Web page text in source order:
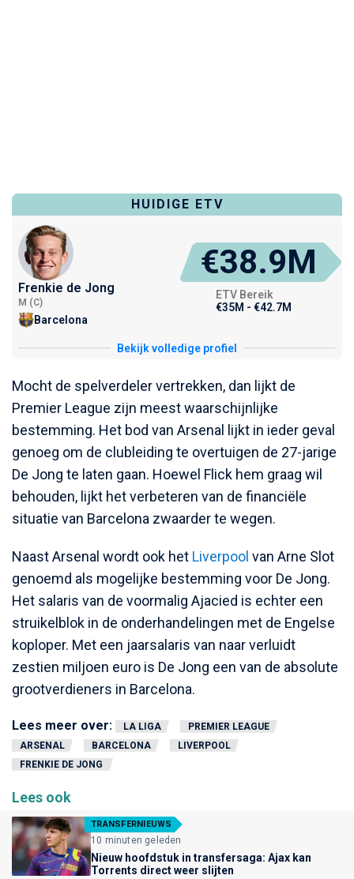
HUIDIGE ETV
Frenkie de Jong
M (C)
Barcelona
€38.9M
ETV Bereik
€35M - €42.7M
Bekijk volledige profiel
Mocht de spelverdeler vertrekken, dan lijkt de
Premier League zijn meest waarschijnlijke
bestemming. Het bod van Arsenal lijkt in ieder geval
genoeg om de clubleiding te overtuigen de 27-jarige
De Jong te laten gaan. Hoewel Flick hem graag wil
behouden, lijkt het verbeteren van de financiële
situatie van Barcelona zwaarder te wegen.
Naast Arsenal wordt ook het Liverpool van Arne Slot
genoemd als mogelijke bestemming voor De Jong.
Het salaris van de voormalig Ajacied is echter een
struikelblok in de onderhandelingen met de Engelse
koploper. Met een jaarsalaris van naar verluidt
zestien miljoen euro is De Jong een van de absolute
grootverdieners in Barcelona.
Lees meer over: LA LIGA
PREMIER LEAGUE
ARSENAL
BARCELONA
LIVERPOOL
FRENKIE DE JONG
Lees ook
TRANSFERNIEUWS
10 minuten geleden
Nieuw hoofdstuk in transfersaga: Ajax kan
Torrents direct weer slijten